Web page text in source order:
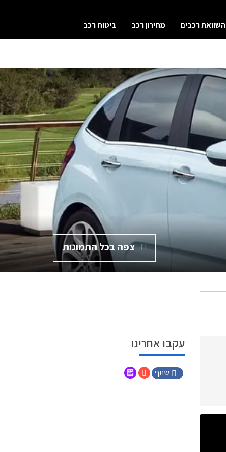
השוואת רכבים מחירון רכב ביטוח רכב
צפה בכל התמונות
עקבו אחרינו
שתף